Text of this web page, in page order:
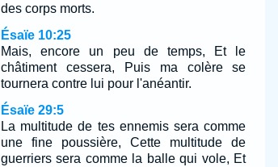
des corps morts.
Ésaïe 10:25
Mais, encore un peu de temps, Et le
châtiment cessera, Puis ma colère se
tournera contre lui pour l'anéantir.
Ésaïe 29:5
La multitude de tes ennemis sera comme
une fine poussière, Cette multitude de
guerriers sera comme la balle qui vole, Et